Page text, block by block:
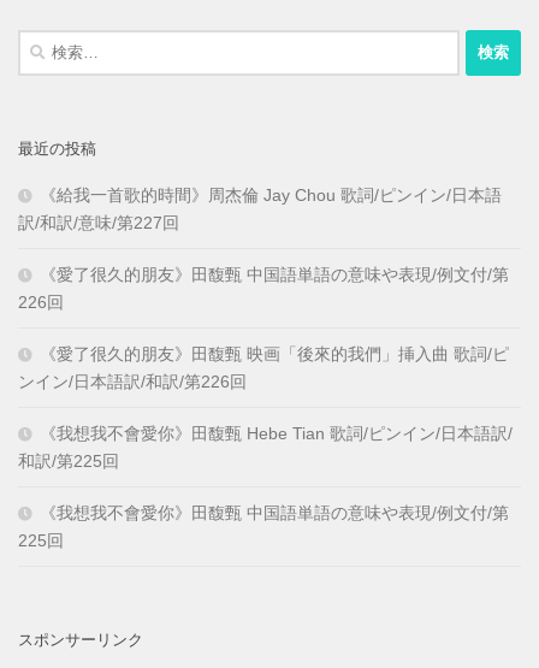
検
最近の投稿
《給我一首歌的時間》周杰倫 Jay Chou 歌詞/ピンイン/日本語
訳/和訳/意味/第227回
《愛了很久的朋友》田馥甄 中国語単語の意味や表現/例文付/第
226回
《愛了很久的朋友》田馥甄 映画「後來的我們」挿入曲 歌詞/ピ
ンイン/日本語訳/和訳/第226回
《我想我不會愛你》田馥甄 Hebe Tian 歌詞/ピンイン/日本語訳/
和訳/第225回
《我想我不會愛你》田馥甄 中国語単語の意味や表現/例文付/第
225回
スポンサーリンク